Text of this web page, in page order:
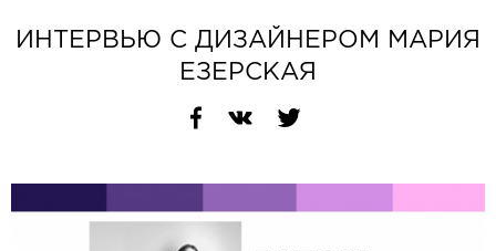
ИНТЕРВЬЮ С ДИЗАЙНЕРОМ МАРИЯ
ЕЗЕРСКАЯ